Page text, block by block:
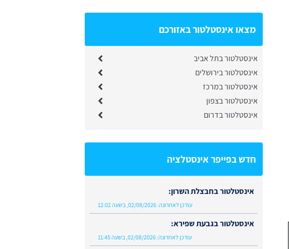
מצאו אינסטלטור באזורכם
אינסטלטור בתל אביב
אינסטלטור בירושלים
אינסטלטור במרכז
אינסטלטור בצפון
אינסטלטור בדרום
חדש בפייפר אינסטלציה
אינסטלטור בחבצלת השרון:
עודכן לאחרונה:02/08/2026, בשעה 12:02
אינסטלטור בגבעת שפירא:
עודכן לאחרונה:02/08/2026, בשעה 11:45